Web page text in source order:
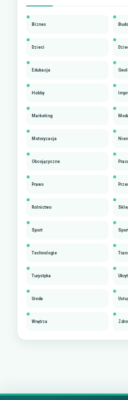
Biznes
Dzieci
Edukacja
Hobby
Marketing
Motoryzacja
Obcojęzyczne
Prawo
Rolnictwo
Sport
Technologie
Turystyka
Uroda
Wnętrza